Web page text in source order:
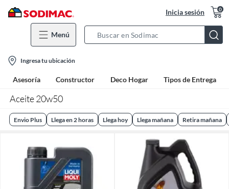
Inicia sesión 0
Menú
Bar
location-
icon
Ingresa tu ubicación
Asesoría Constructor Deco Hogar Tipos de Entrega
Aceite 20w50
Envio Plus Llega en 2 horas Llega hoy Llega mañana Retira mañana